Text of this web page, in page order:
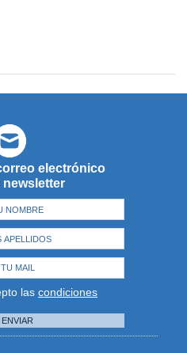
electrónico
newsletter
las condiciones
ENVIAR